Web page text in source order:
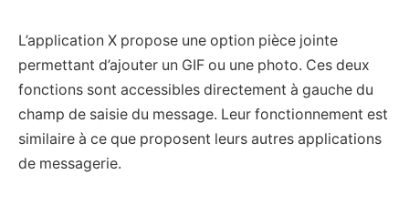
L’application X propose une option pièce jointe
permettant d’ajouter un GIF ou une photo. Ces deux
fonctions sont accessibles directement à gauche du
champ de saisie du message. Leur fonctionnement est
similaire à ce que proposent leurs autres applications
de messagerie.